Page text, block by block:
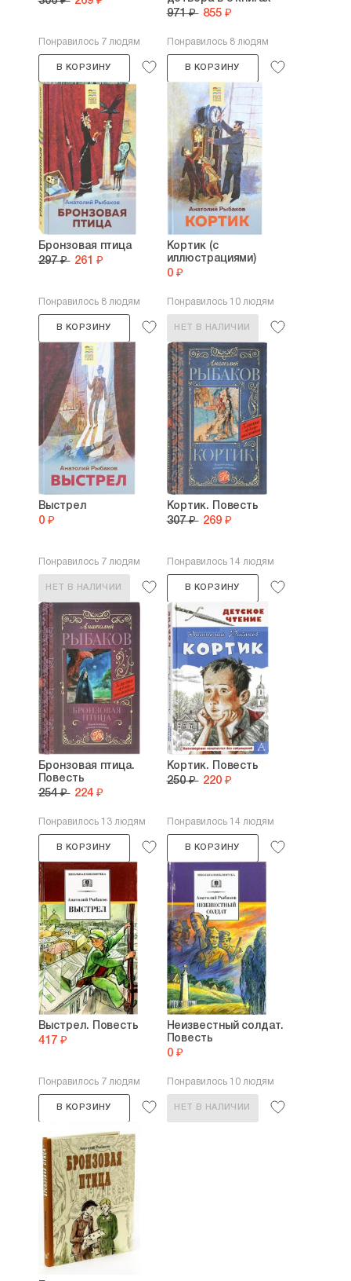
Понравилось 7 людям
В КОРЗИНУ
971 ₽ 855 ₽
Понравилось 8 людям
В КОРЗИНУ
Бронзовая птица
297 ₽ 261 ₽
Понравилось 8 людям
В КОРЗИНУ
Кортик (с
иллюстрациями)
0 ₽
Понравилось 10 людям
НЕТ В НАЛИЧИИ
Выстрел
0 ₽
Понравилось 7 людям
НЕТ В НАЛИЧИИ
Кортик. Повесть
307 ₽ 269 ₽
Понравилось 14 людям
В КОРЗИНУ
Бронзовая птица.
Повесть
254 ₽ 224 ₽
Понравилось 13 людям
В КОРЗИНУ
Кортик. Повесть
250 ₽ 220 ₽
Понравилось 14 людям
В КОРЗИНУ
Выстрел. Повесть
417 ₽
Понравилось 7 людям
В КОРЗИНУ
Неизвестный солдат.
Повесть
0 ₽
Понравилось 10 людям
НЕТ В НАЛИЧИИ